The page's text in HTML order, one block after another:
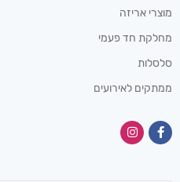
מוצרי אריזה
מחלקת חד פעמי
סלסלות
ממתקים לאירועים